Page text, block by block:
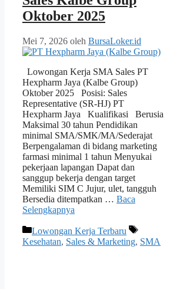
Oktober 2025
Mei 7, 2026 oleh BursaLoker.id
Lowongan Kerja SMA Sales PT
Hexpharm Jaya (Kalbe Group)
Oktober 2025 Posisi: Sales
Representative (SR-HJ) PT
Hexpharm Jaya Kualifikasi Berusia
Maksimal 30 tahun Pendidikan
minimal SMA/SMK/MA/Sederajat
Berpengalaman di bidang marketing
farmasi minimal 1 tahun Menyukai
pekerjaan lapangan Dapat dan
sanggup bekerja dengan target
Memiliki SIM C Jujur, ulet, tangguh
Bersedia ditempatkan … Baca
Selengkapnya
Kategori
Lowongan Kerja Terbaru
Tag
Kesehatan, Sales & Marketing, SMA